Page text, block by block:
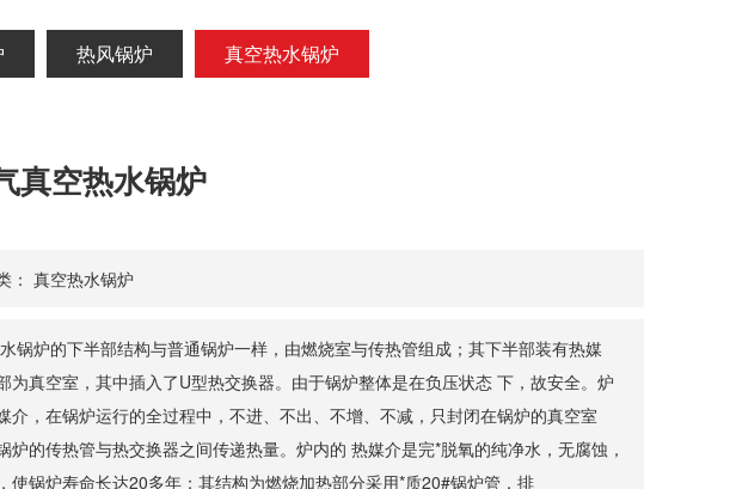
热风锅炉 真空热水锅炉
真空热水锅炉
： 真空热水锅炉
锅炉的下半部结构与普通锅炉一样，由燃烧室与传热管组成；其下半部装有热媒
为真空室，其中插入了U型热交换器。由于锅炉整体是在负压状态 下，故安全。炉
介，在锅炉运行的全过程中，不进、不出、不增、不减，只封闭在锅炉的真空室
炉的传热管与热交换器之间传递热量。炉内的 热媒介是完*脱氧的纯净水，无腐蚀，
使锅炉寿命长达20多年；其结构为燃烧加热部分采用*质20#锅炉管，排